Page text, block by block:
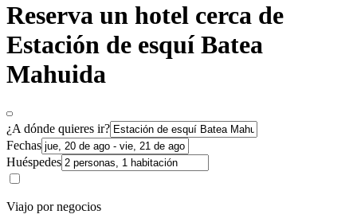
Reserva un hotel cerca de
Estación de esquí Batea
Mahuida
¿A dónde quieres ir?
Fechas
Huéspedes
Viajo por negocios